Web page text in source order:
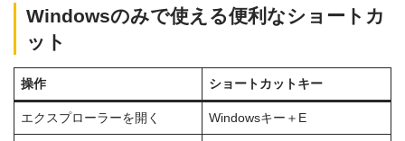
Windowsのみで使える便利なショートカ
ット
操作 ショートカットキー
エクスプローラーを開く Windowsキー＋E